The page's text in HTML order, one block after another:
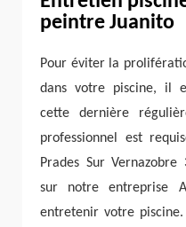
peintre Juanito
Pour éviter la
dans votre piscine, il
cette dernière
professionnel est
Prades Sur
sur notre entreprise
entretenir votre